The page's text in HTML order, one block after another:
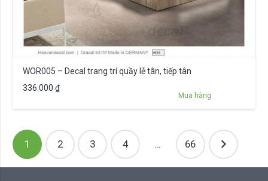
WOR005 – Decal trang trí quầy lễ tân, tiếp tân
336.000 ₫
Mua hàng
Phân
trang
bài
1 2 3 4 … 66